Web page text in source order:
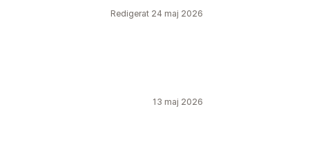
Redigerat 24 maj 2026
13 maj 2026